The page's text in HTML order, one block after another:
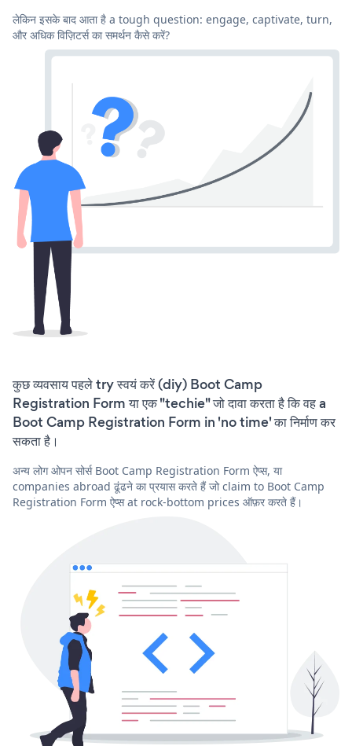
लेकिन इसके बाद आता है a tough question: engage, captivate, turn,
और अधिक विज़िटर्स का समर्थन कैसे करें?
कुछ व्यवसाय पहले try स्वयं करें (diy) Boot Camp
Registration Form या एक "techie" जो दावा करता है कि वह a
Boot Camp Registration Form in 'no time' का निर्माण कर
सकता है।
अन्य लोग ओपन सोर्स Boot Camp Registration Form ऐप्स, या
companies abroad ढूंढने का प्रयास करते हैं जो claim to Boot Camp
Registration Form ऐप्स at rock-bottom prices ऑफ़र करते हैं।